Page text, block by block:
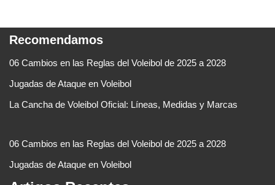
Recomendamos
06 Cambios en las Reglas del Voleibol de 2025 a 2028
Jugadas de Ataque en Voleibol
La Cancha de Voleibol Oficial: Líneas, Medidas y Marcas
06 Cambios en las Reglas del Voleibol de 2025 a 2028
Jugadas de Ataque en Voleibol